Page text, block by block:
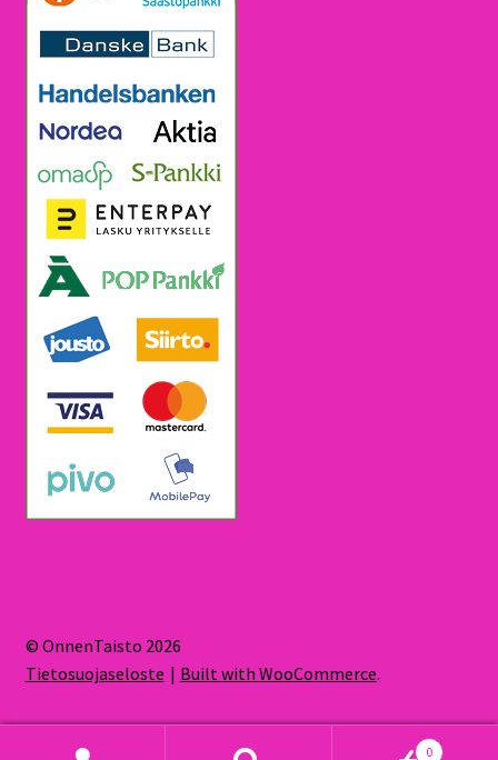
© OnnenTaisto 2026
Tietosuojaseloste
Built with WooCommerce.
0